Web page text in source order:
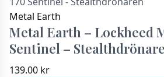
Metal Earth
Metal Earth – Lockheed
Sentinel –
139.00 kr